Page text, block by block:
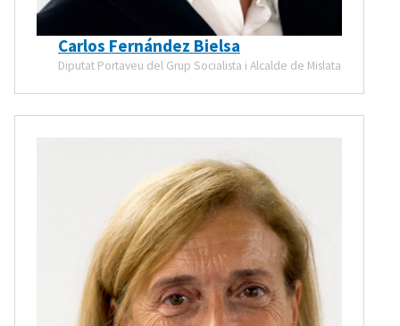
Carlos Fernández Bielsa
Diputat Portaveu del Grup Socialista i Alcalde de Mislata